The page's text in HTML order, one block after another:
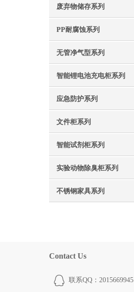
废弃物储存系列
PP耐腐蚀系列
无管净气型系列
智能锂电池充电柜系列
应急防护系列
文件柜系列
智能试剂柜系列
实验动物除臭柜系列
不锈钢家具系列
Contact Us
联系QQ：2015669945